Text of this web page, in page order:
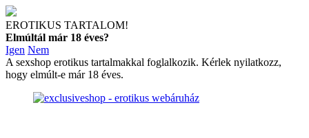
EROTIKUS TARTALOM!
Elmúltál már 18 éves?
Igen Nem
A sexshop erotikus tartalmakkal foglalkozik. Kérlek nyilatkozz,
hogy elmúlt-e már 18 éves.